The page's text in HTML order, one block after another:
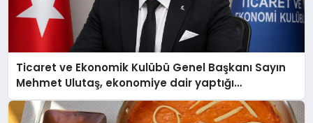
Ticaret ve Ekonomik Kulübü Genel Başkanı Sayın
Mehmet Ulutaş, ekonomiye dair yaptığı
açıklamada şunları kaydetti: